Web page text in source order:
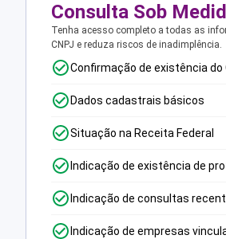
Consulta Sob
Tenha acesso completo a todas as
CNPJ e reduza riscos de inadimplência.
Confirmação de existência do
Dados cadastrais básicos
Situação na Receita Federal
Indicação de existência de
Indicação de consultas
Indicação de empresas